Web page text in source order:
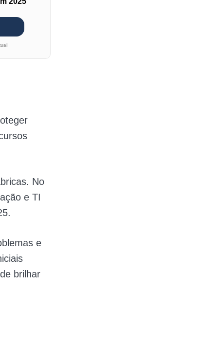
No
e TI
e
brilhar